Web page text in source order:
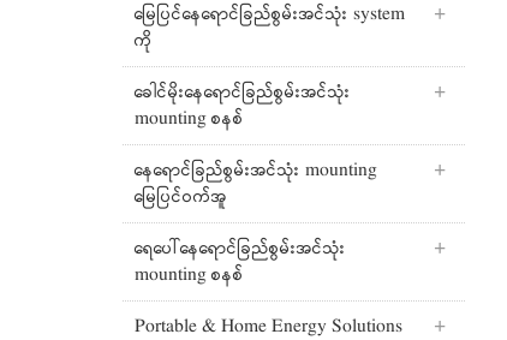
မြေပြင်နေရောင်ခြည်စွမ်းအင်သုံး system
ကို
ခေါင်မိုးနေရောင်ခြည်စွမ်းအင်သုံး
mounting စနစ်
နေရောင်ခြည်စွမ်းအင်သုံး mounting
မြေပြင်ဝက်အူ
ရေပေါ်နေရောင်ခြည်စွမ်းအင်သုံး
mounting စနစ်
Portable & Home Energy Solutions